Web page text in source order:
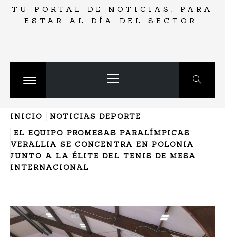
TU PORTAL DE NOTICIAS, PARA
ESTAR AL DÍA DEL SECTOR.
Cambiar
principal
INICIO
NOTICIAS DEPORTE
EL EQUIPO PROMESAS PARALÍMPICAS
VERALLIA SE CONCENTRA EN POLONIA
JUNTO A LA ÉLITE DEL TENIS DE MESA
INTERNACIONAL